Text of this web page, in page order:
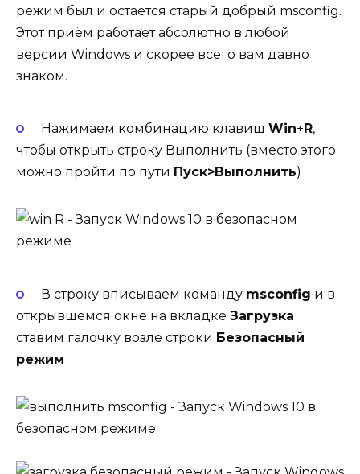
режим был и остается старый добрый msconfig.
Этот приём работает абсолютно в любой
версии Windows и скорее всего вам давно
знаком.
Нажимаем комбинацию клавиш Win+ R,
чтобы открыть строку Выполнить (вместо этого
можно пройти по пути Пуск>Выполнить)
В строку вписываем команду msconfig и в
открывшемся окне на вкладке Загрузка
ставим галочку возле строки Безопасный
режим